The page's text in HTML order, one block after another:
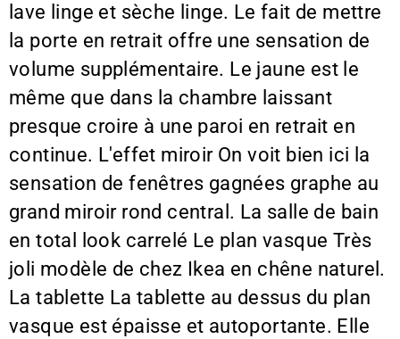
lave linge et sèche linge. Le fait de mettre
la porte en retrait offre une sensation de
volume supplémentaire. Le jaune est le
même que dans la chambre laissant
presque croire à une paroi en retrait en
continue. L'effet miroir On voit bien ici la
sensation de fenêtres gagnées graphe au
grand miroir rond central. La salle de bain
en total look carrelé Le plan vasque Très
joli modèle de chez Ikea en chêne naturel.
La tablette La tablette au dessus du plan
vasque est épaisse et autoportante. Elle